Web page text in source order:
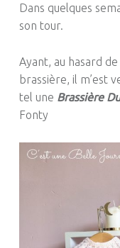
Dans quelques
son tour.
Ayant, au hasard
brassière, il m’est
tel une Brassière
Fonty